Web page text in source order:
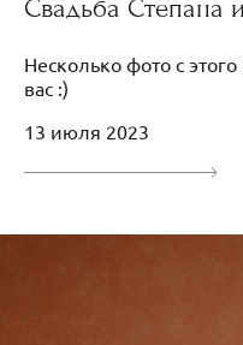
Свадьба Степана
Несколько фото с
вас :)
13 июля 2023